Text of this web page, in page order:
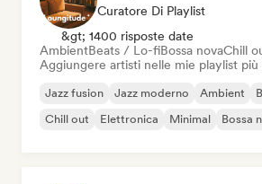
Curatore Di Playlist
&gt; 1400 risposte date
AmbientBeats / Lo-fiBossa novaChill
Aggiungere artisti nelle mie playlist più
Jazz fusion Jazz moderno Ambient
Chill out
Elettronica Minimal Bossa